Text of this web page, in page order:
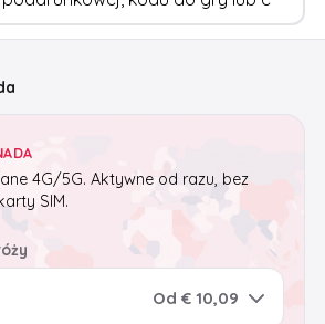
4G/5G. Aktywne od razu, bez
SIM.
Od € 10,09